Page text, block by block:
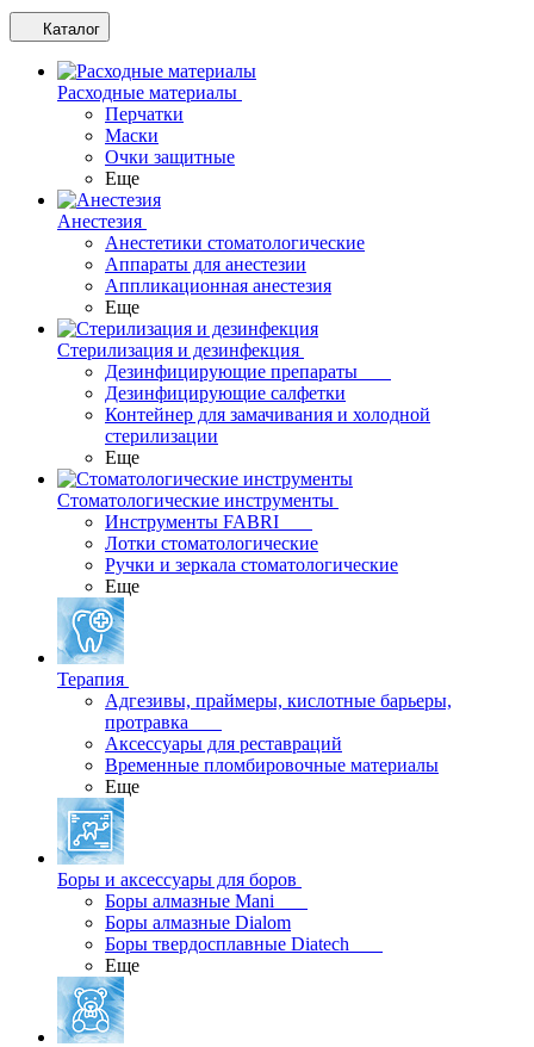
Каталог
Расходные материалы
Перчатки
Маски
Очки защитные
Еще
Анестезия
Анестетики стоматологические
Аппараты для анестезии
Аппликационная анестезия
Еще
Стерилизация и дезинфекция
Дезинфицирующие препараты
Дезинфицирующие салфетки
Контейнер для замачивания и холодной
стерилизации
Еще
Стоматологические инструменты
Инструменты FABRI
Лотки стоматологические
Ручки и зеркала стоматологические
Еще
Терапия
Адгезивы, праймеры, кислотные барьеры,
протравка
Аксессуары для реставраций
Временные пломбировочные материалы
Еще
Боры и аксессуары для боров
Боры алмазные Mani
Боры алмазные Dialom
Боры твердосплавные Diatech
Еще